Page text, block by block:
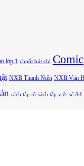
lớp 1 chuốt bút chì Comic
NXB Thanh Niên NXB Văn
sách tập tô sách tập viết sổ A4